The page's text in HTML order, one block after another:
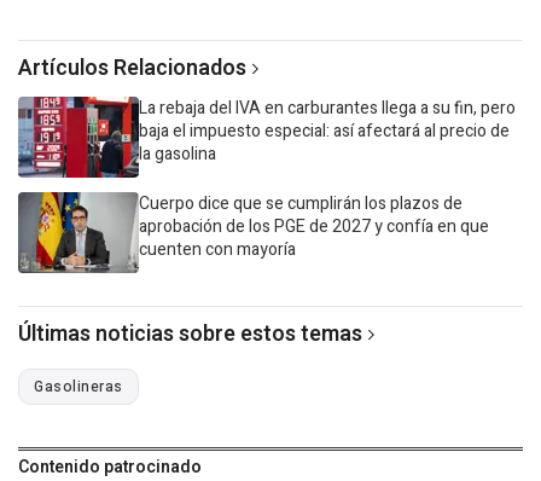
Artículos Relacionados
La rebaja del IVA en carburantes llega a su fin, pero
baja el impuesto especial: así afectará al precio de
la gasolina
Cuerpo dice que se cumplirán los plazos de
aprobación de los PGE de 2027 y confía en que
cuenten con mayoría
Últimas noticias sobre estos temas
Gasolineras
Contenido patrocinado